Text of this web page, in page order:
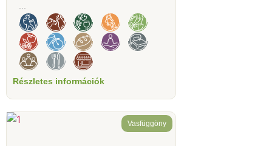
...
Részletes információk
Vasfüggöny